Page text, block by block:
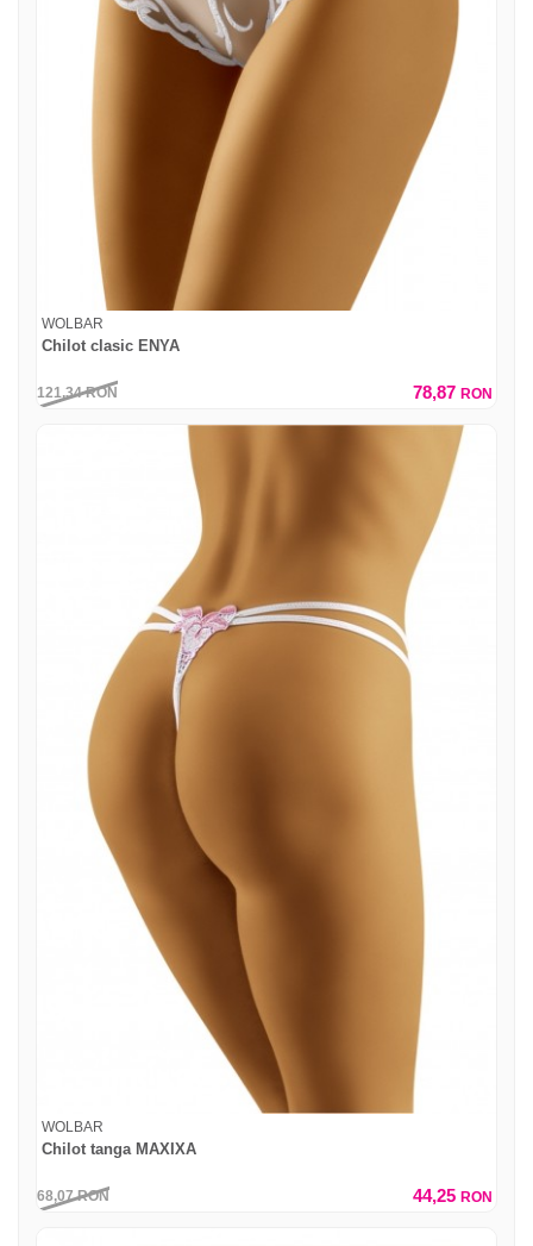
WOLBAR
Chilot clasic ENYA
121,34RON 78,87 RON
WOLBAR
Chilot tanga MAXIXA
68,07RON 44,25 RON